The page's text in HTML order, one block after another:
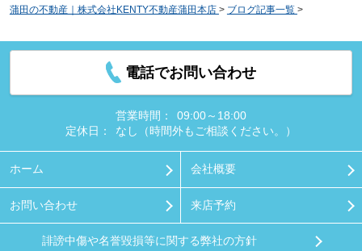
蒲田の不動産｜株式会社KENTY不動産蒲田本店 > ブログ記事一覧 >
電話でお問い合わせ
営業時間：
09:00～18:00
定休日：
なし（時間外もご相談ください。）
ホーム 会社概要
お問い合わせ 来店予約
誹謗中傷や名誉毀損等に関する弊社の方針